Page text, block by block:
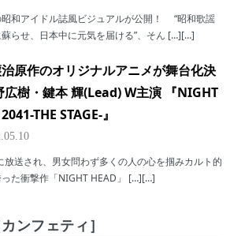
和アイドル誌風ビジュアルが公開！ “昭和歌謡
らせ、日本中に元気を届ける”、そん […][…]
原作のオリジナルアニメが舞台化決
広樹・鍵本 輝(Lead) W主演 『NIGHT
THE STAGE-』
放送され、男女問わず多くの人の心を掴みカルト的
った衝撃作「NIGHT HEAD」 […][…]
ンフェティ］